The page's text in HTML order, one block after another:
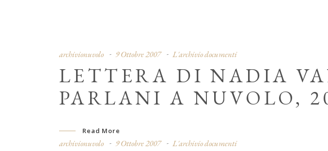
archivionuvolo 9 Ottobre 2007 L'archivio documenti
LETTERA DI NADIA
PARLANI A NUVOLO,
Read More
archivionuvolo 9 Ottobre 2007 L'archivio documenti